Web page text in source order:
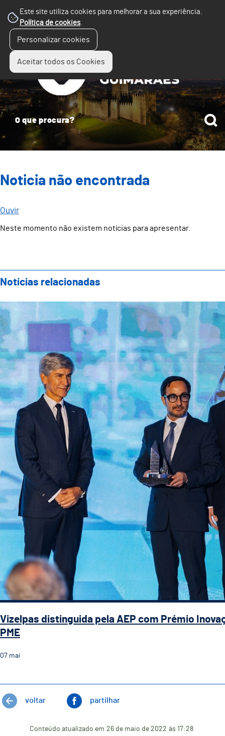
Este site utiliza cookies para melhorar a sua experiência.
Política de cookies.
Personalizar cookies
Aceitar todos os Cookies
Noticia não encontrada
Ouvir
Neste momento não existem notícias para apresentar.
Notícias relacionadas
Vizelpas distinguida pela AEP com Prémio Inovação
Vizelpas distinguida pela AEP com Prémio
PME
07 mai
voltar partilhar
Conteúdo atualizado em 26 de maio de 2022 às 17:28